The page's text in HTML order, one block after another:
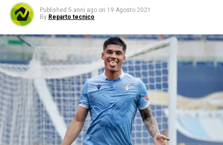
Published 5 anni ago on 19 Agosto 2021
By Reparto tecnico